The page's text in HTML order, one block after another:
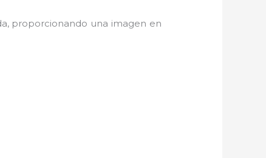
proporcionando una imagen en